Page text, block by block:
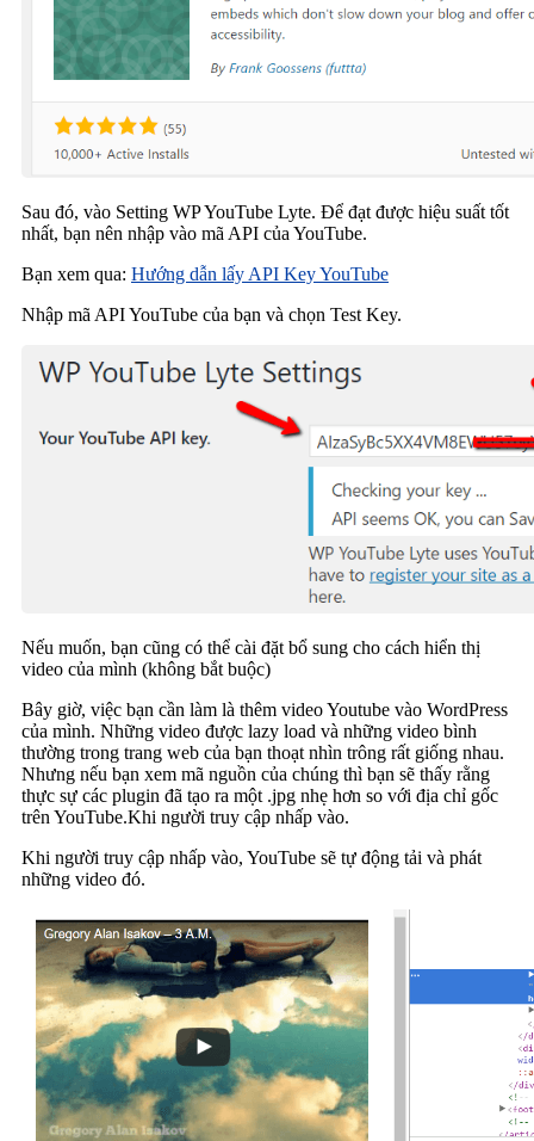
Sau đó, vào Setting WP YouTube Lyte. Để đạt được hiệu suất tốt
nhất, bạn nên nhập vào mã API của YouTube.
Bạn xem qua: Hướng dẫn lấy API Key YouTube
Nhập mã API YouTube của bạn và chọn Test Key.
Nếu muốn, bạn cũng có thể cài đặt bổ sung cho cách hiển thị
video của mình (không bắt buộc)
Bây giờ, việc bạn cần làm là thêm video Youtube vào WordPress
của mình. Những video được lazy load và những video bình
thường trong trang web của bạn thoạt nhìn trông rất giống nhau.
Nhưng nếu bạn xem mã nguồn của chúng thì bạn sẽ thấy rằng
thực sự các plugin đã tạo ra một .jpg nhẹ hơn so với địa chỉ gốc
trên YouTube.Khi người truy cập nhấp vào.
Khi người truy cập nhấp vào, YouTube sẽ tự động tải và phát
những video đó.